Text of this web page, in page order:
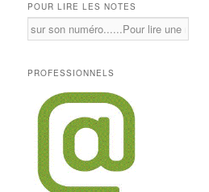
POUR LIRE LES NOTES
PROFESSIONNELS